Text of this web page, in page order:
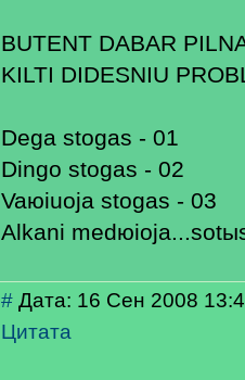
BUTENT DABAR
KILTI DIDESNIU
Dega stogas - 01
Dingo stogas - 02
Vaюiuoja stogas - 03
Alkani
# Дата: 16 Сен 2008
Цитата